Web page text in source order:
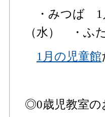
・みつば 1
（水） ・ふ
1月の児童館
◎0歳児教室の